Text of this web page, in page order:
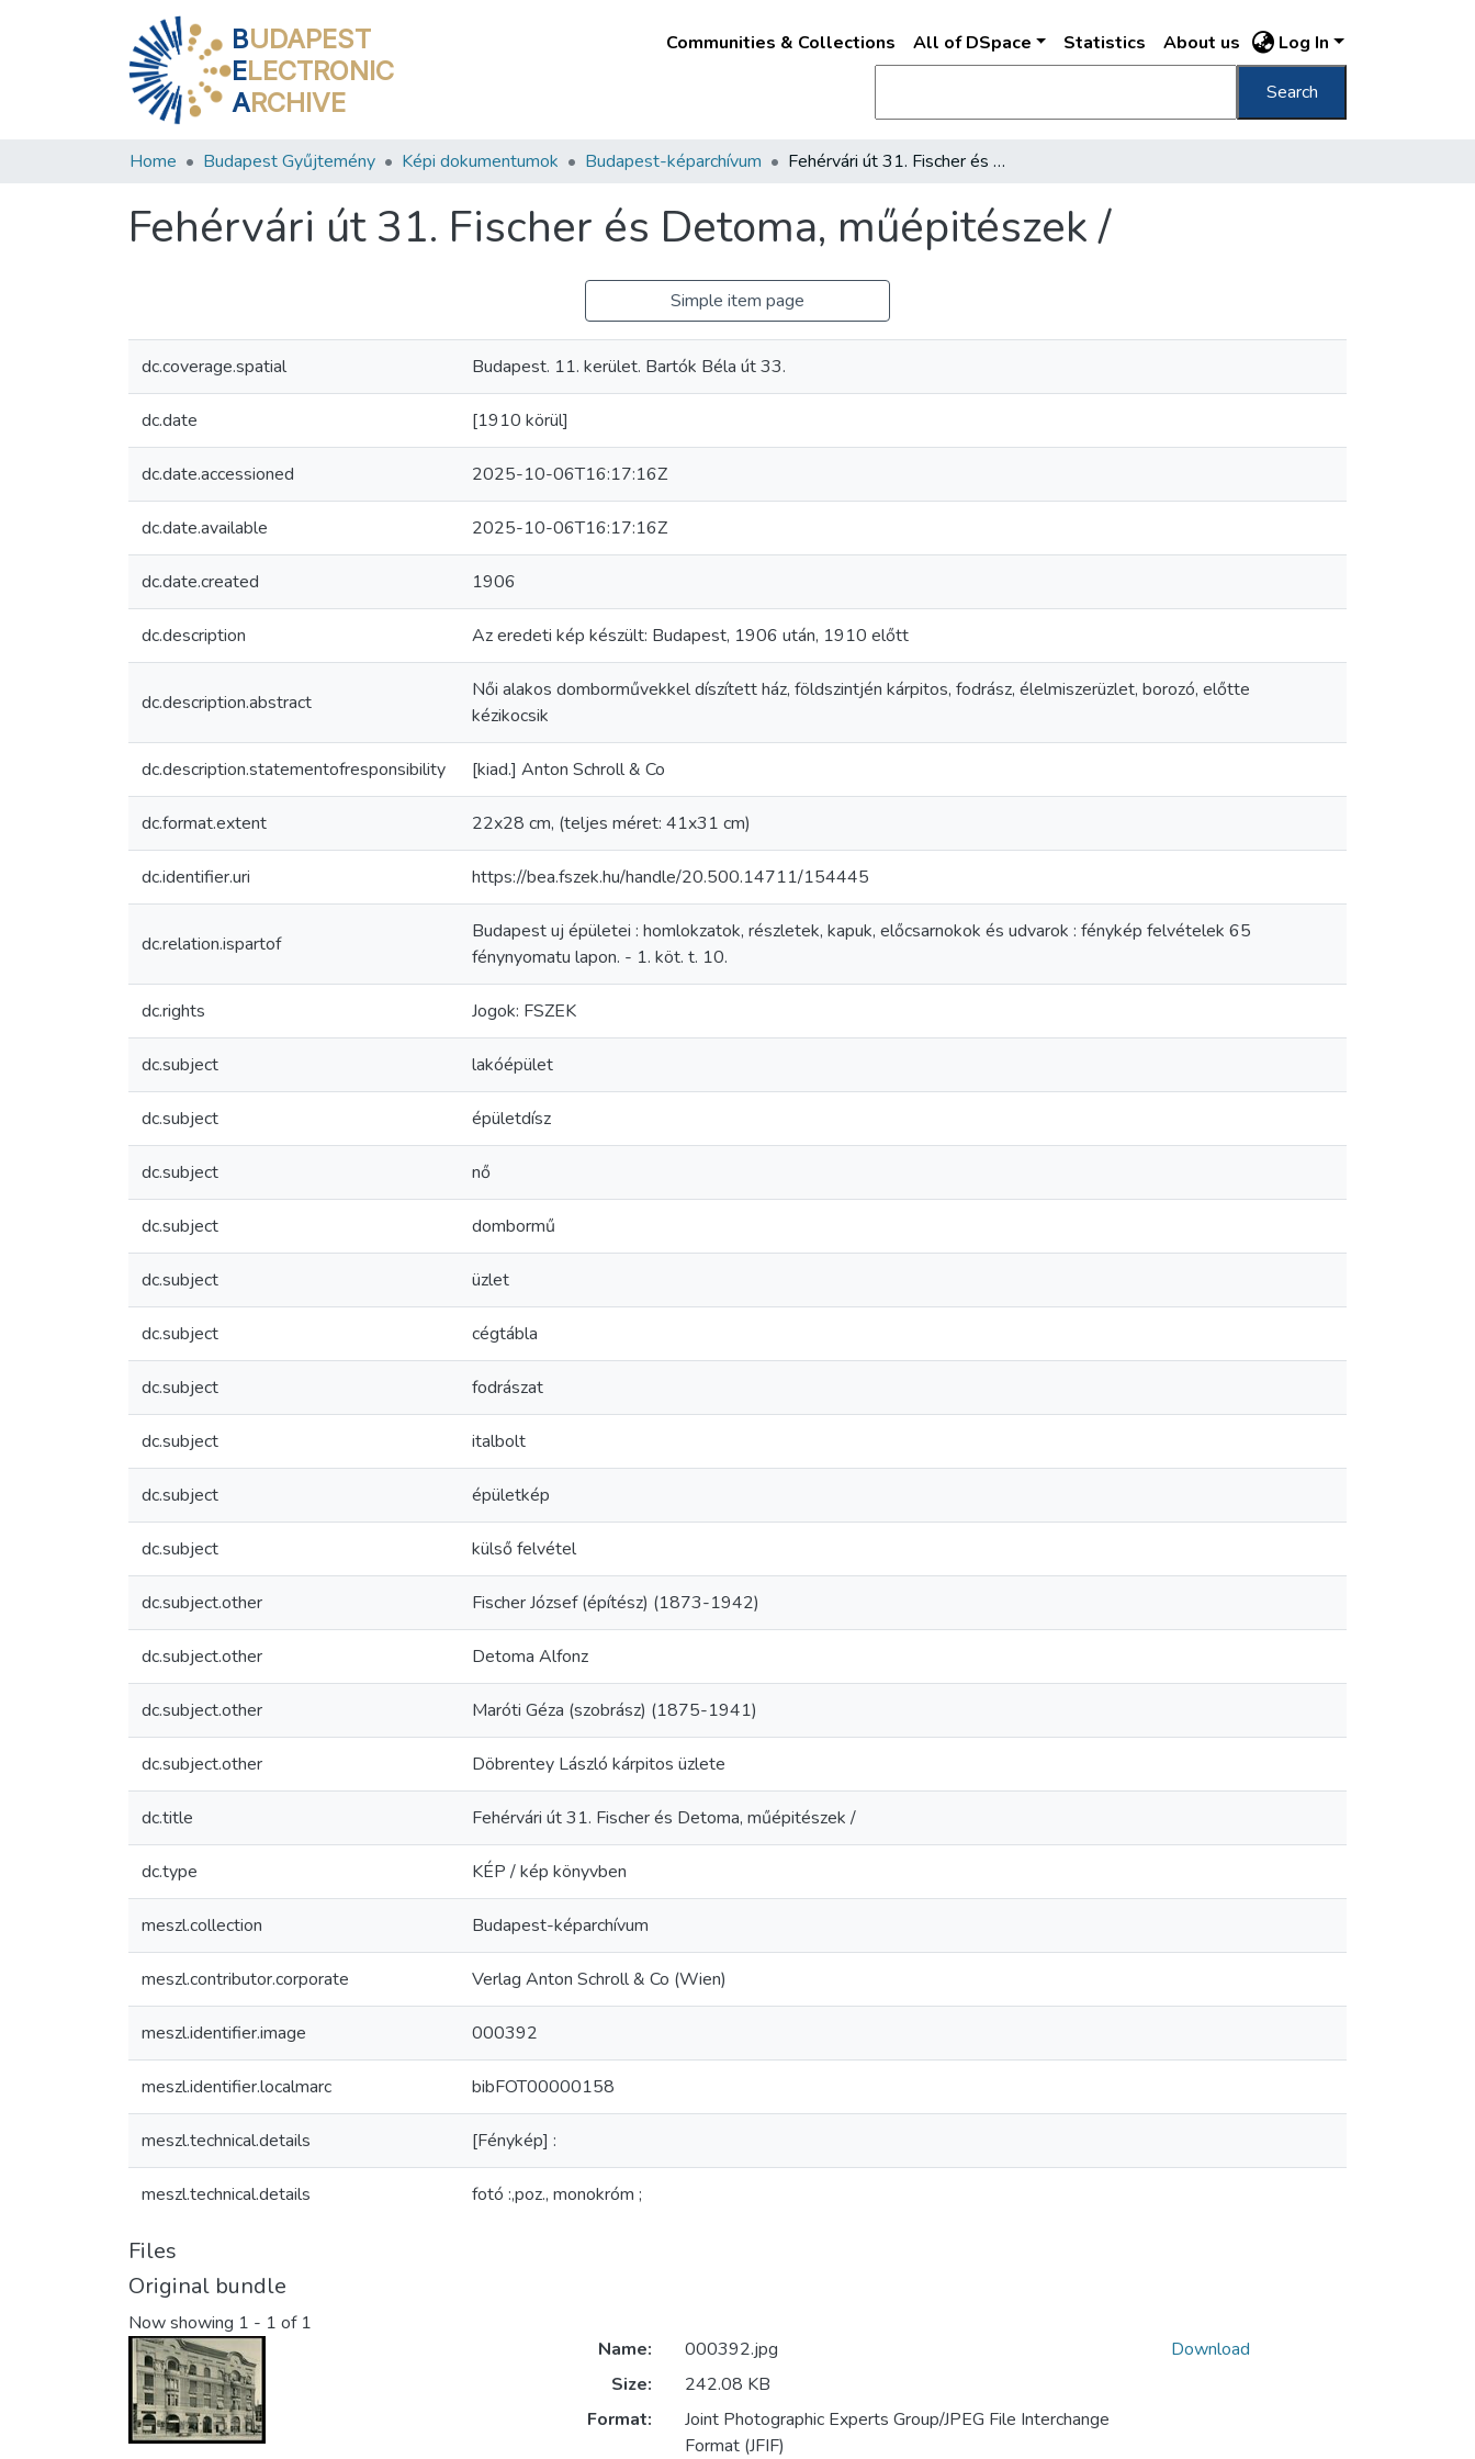
BUDAPEST
ELECTRONIC
ARCHIVE
Communities & Collections All of DSpace Statistics About us Log In
Search
Home Budapest Gyűjtemény Képi dokumentumok Budapest-képarchívum Fehérvári út 31. Fischer és Detoma, műépitészek /
Fehérvári út 31. Fischer és Detoma, műépitészek /
Simple item page
dc.coverage.spatial Budapest. 11. kerület. Bartók Béla út 33.
dc.date [1910 körül]
dc.date.accessioned 2025-10-06T16:17:16Z
dc.date.available 2025-10-06T16:17:16Z
dc.date.created 1906
dc.description Az eredeti kép készült: Budapest, 1906 után, 1910 előtt
dc.description.abstract
Női alakos domborművekkel díszített ház, földszintjén kárpitos, fodrász, élelmiszerüzlet, borozó, előtte
kézikocsik
dc.description.statementofresponsibility [kiad.] Anton Schroll & Co
dc.format.extent 22x28 cm, (teljes méret: 41x31 cm)
dc.identifier.uri https://bea.fszek.hu/handle/20.500.14711/154445
dc.relation.ispartof
Budapest uj épületei : homlokzatok, részletek, kapuk, előcsarnokok és udvarok : fénykép felvételek 65
fénynyomatu lapon. - 1. köt. t. 10.
dc.rights Jogok: FSZEK
dc.subject lakóépület
dc.subject épületdísz
dc.subject nő
dc.subject dombormű
dc.subject üzlet
dc.subject cégtábla
dc.subject fodrászat
dc.subject italbolt
dc.subject épületkép
dc.subject külső felvétel
dc.subject.other Fischer József (építész) (1873-1942)
dc.subject.other Detoma Alfonz
dc.subject.other Maróti Géza (szobrász) (1875-1941)
dc.subject.other Döbrentey László kárpitos üzlete
dc.title Fehérvári út 31. Fischer és Detoma, műépitészek /
dc.type KÉP / kép könyvben
meszl.collection Budapest-képarchívum
meszl.contributor.corporate Verlag Anton Schroll & Co (Wien)
meszl.identifier.image 000392
meszl.identifier.localmarc bibFOT00000158
meszl.technical.details [Fénykép] :
meszl.technical.details fotó :,poz., monokróm ;
Files
Original bundle
Now showing 1 - 1 of 1
Name:
000392.jpg
Size:
242.08 KB
Format:
Joint Photographic Experts Group/JPEG File Interchange
Format (JFIF)
Download